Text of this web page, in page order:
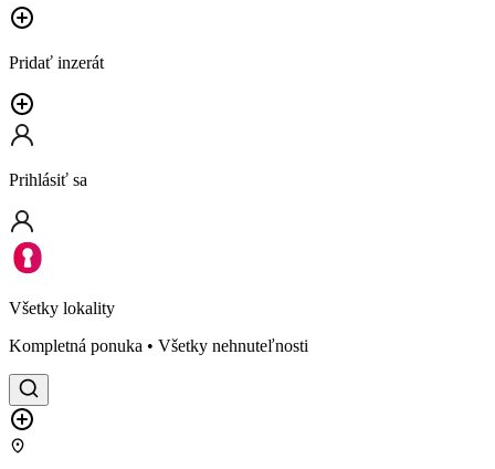
Pridať inzerát
Prihlásiť sa
Všetky lokality
Kompletná ponuka • Všetky nehnuteľnosti